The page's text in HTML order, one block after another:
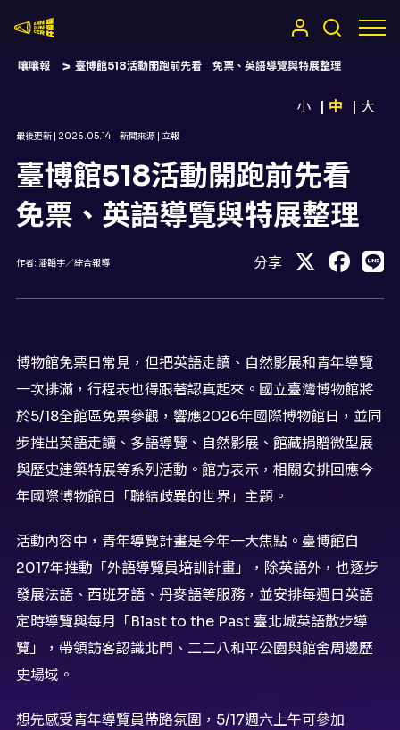
嚷嚷報 臺博館518活動開跑前先看 免票、英語導覽與特展整理
小 中 大
最後更新 | 2026.05.14 新聞來源 | 立報
臺博館518活動開跑前先看
免票、英語導覽與特展整理
作者: 潘韜宇／綜合報導 分享
博物館免票日常見，但把英語走讀、自然影展和青年導覽
一次排滿，行程表也得跟著認真起來。國立臺灣博物館將
於5/18全館區免票參觀，響應2026年國際博物館日，並同
步推出英語走讀、多語導覽、自然影展、館藏捐贈微型展
與歷史建築特展等系列活動。館方表示，相關安排回應今
年國際博物館日「聯結歧異的世界」主題。
活動內容中，青年導覽計畫是今年一大焦點。臺博館自
2017年推動「外語導覽員培訓計畫」，除英語外，也逐步
發展法語、西班牙語、丹麥語等服務，並安排每週日英語
定時導覽與每月「Blast to the Past 臺北城英語散步導
覽」，帶領訪客認識北門、二二八和平公園與館舍周邊歷
史場域。
想先感受青年導覽員帶路氛圍，5/17週六上午可參加